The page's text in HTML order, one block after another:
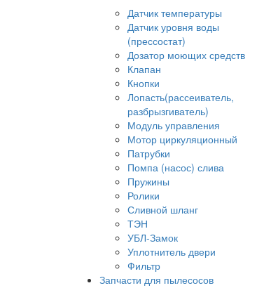
Датчик температуры
Датчик уровня воды
(прессостат)
Дозатор моющих средств
Клапан
Кнопки
Лопасть(рассеиватель,
разбрызгиватель)
Модуль управления
Мотор циркуляционный
Патрубки
Помпа (насос) слива
Пружины
Ролики
Сливной шланг
ТЭН
УБЛ-Замок
Уплотнитель двери
Фильтр
Запчасти для пылесосов